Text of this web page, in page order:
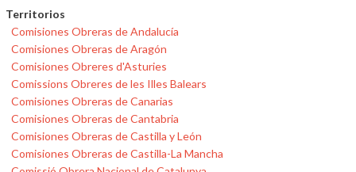
Territorios
Comisiones Obreras de Andalucía
Comisiones Obreras de Aragón
Comisiones Obreres d'Asturies
Comissions Obreres de les Illes Balears
Comisiones Obreras de Canarias
Comisiones Obreras de Cantabria
Comisiones Obreras de Castilla y León
Comisiones Obreras de Castilla-La Mancha